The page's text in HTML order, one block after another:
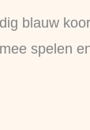
blauw
spelen